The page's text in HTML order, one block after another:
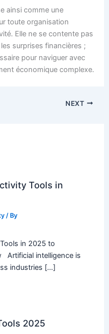
ainsi comme une
toute organisation
Elle ne se contente pas
surprises financières ;
pour naviguer avec
économique complexe.
NEXT
Tools in
/ By
in 2025 to
Artificial intelligence is
industries […]
2025